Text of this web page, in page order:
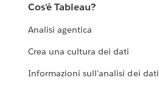
Cos'è Tableau?
Analisi agentica
Crea una cultura dei dati
Informazioni sull'analisi dei dati